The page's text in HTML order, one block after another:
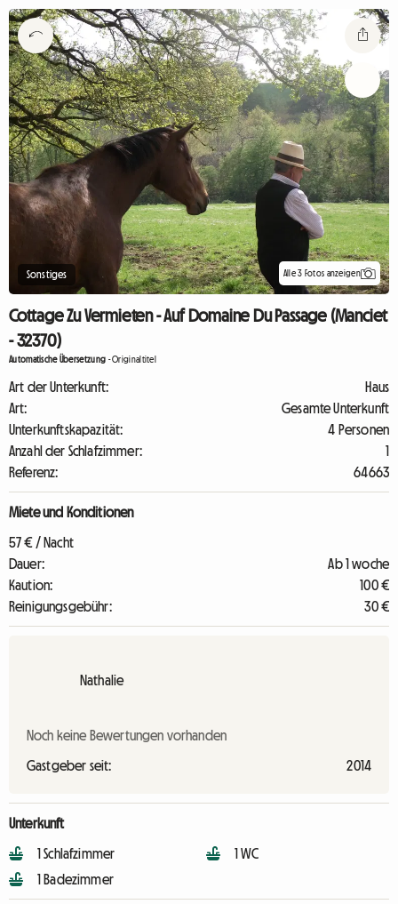
Sonstiges Alle 3 Fotos anzeigen
Cottage Zu Vermieten - Auf Domaine Du Passage (Manciet
- 32370)
Automatische Übersetzung -Originaltitel
Art der Unterkunft:
Haus
Art:
Gesamte Unterkunft
Unterkunftskapazität:
4 Personen
Anzahl der Schlafzimmer:
1
Referenz:
64663
Miete und Konditionen
57 € / Nacht
Dauer:
Ab 1 woche
Kaution:
100 €
Reinigungsgebühr:
30 €
Nathalie
Noch keine Bewertungen vorhanden
Gastgeber seit: 2014
Unterkunft
1 Schlafzimmer
1 Badezimmer
1 WC